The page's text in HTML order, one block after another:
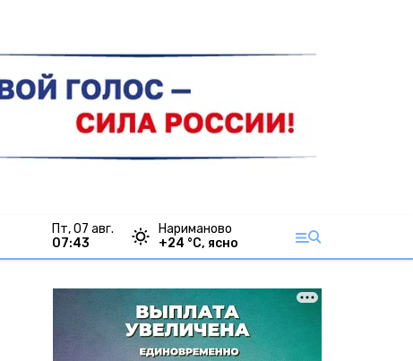
пт, 07 авг.
07:43
Нариманово
+24 °С, ясно